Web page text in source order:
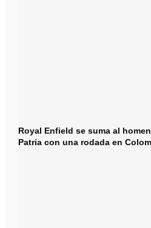
Royal Enfield se suma al
Patria con una rodada en